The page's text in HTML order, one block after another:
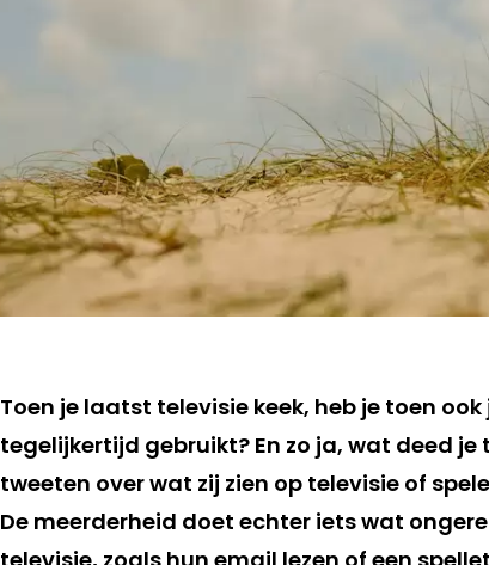
Toen je laatst televisie keek, heb je toen
tegelijkertijd gebruikt? En zo ja, wat deed
tweeten over wat zij zien op televisie of
De meerderheid doet echter iets wat